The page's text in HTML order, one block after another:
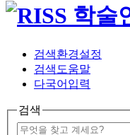
검색환경설정
검색도움말
다국어입력
검색